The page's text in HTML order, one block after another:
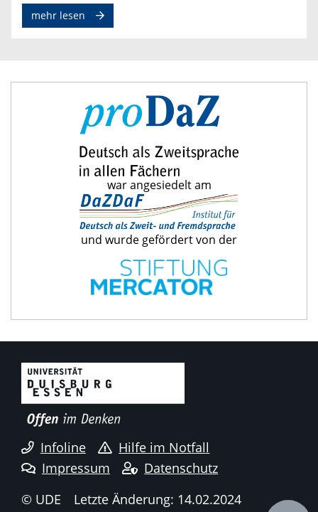
mehr lesen
war angesiedelt am
und wurde gefördert von der
Infoline
Hilfe im Notfall
Impressum
Datenschutz
© UDE
Letzte Änderung: 14.02.2024